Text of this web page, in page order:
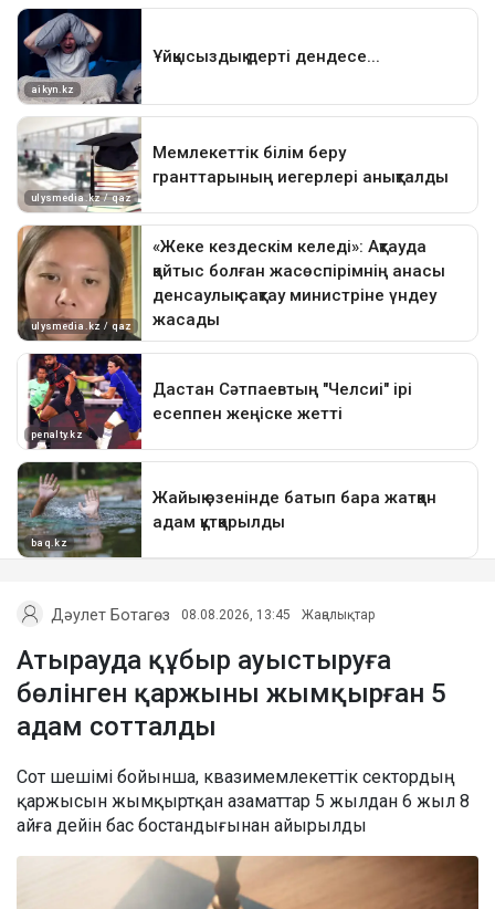
Дәулет Ботагөз 08.08.2026, 13:45 Жаңалықтар
Атырауда құбыр ауыстыруға
бөлінген қаржыны жымқырған 5
адам сотталды
Сот шешімі бойынша, квазимемлекеттік сектордың
қаржысын жымқыртқан азаматтар 5 жылдан 6 жыл 8
айға дейін бас бостандығынан айырылды